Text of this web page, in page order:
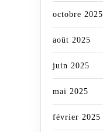
octobre 2025
août 2025
juin 2025
mai 2025
février 2025